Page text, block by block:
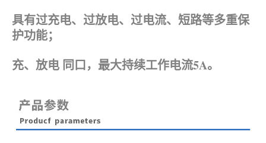
具有过充电、过放电、过电流、短路等多重保
护功能；
充、放电 同口，最大持续工作电流5A。